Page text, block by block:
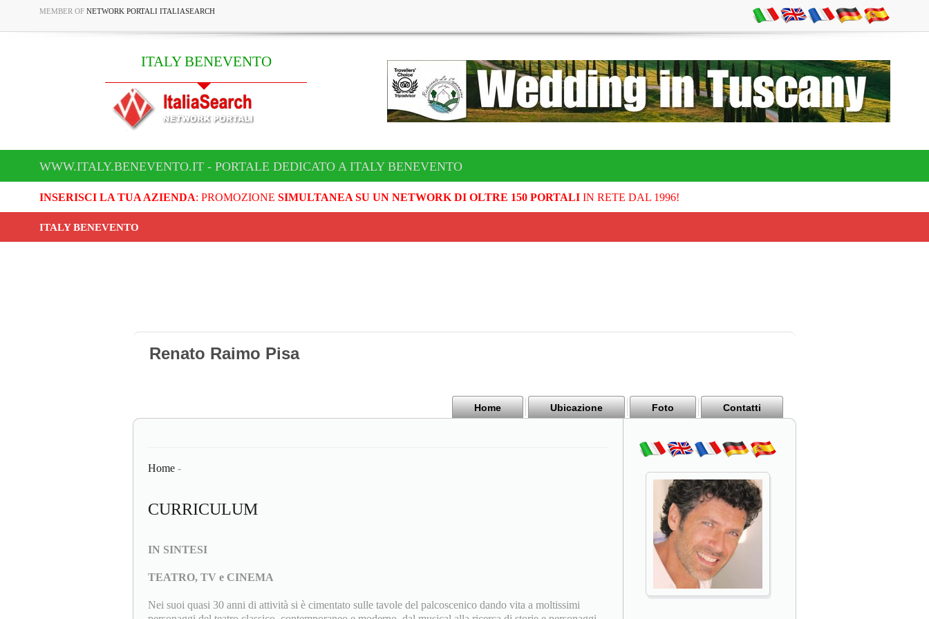
MEMBER OF NETWORK PORTALI ITALIASEARCH
ITALY BENEVENTO
WWW.ITALY.BENEVENTO.IT - PORTALE DEDICATO A ITALY BENEVENTO
INSERISCI LA TUA AZIENDA: PROMOZIONE SIMULTANEA SU UN NETWORK DI OLTRE 150 PORTALIIN RETE DAL 1996!
ITALY BENEVENTO
Renato Raimo Pisa
Home Ubicazione Foto Contatti
Home -
CURRICULUM
IN SINTESI
TEATRO, TV e CINEMA
Nei suoi quasi 30 anni di attività si è cimentato sulle tavole del palcoscenico dando vita a moltissimi